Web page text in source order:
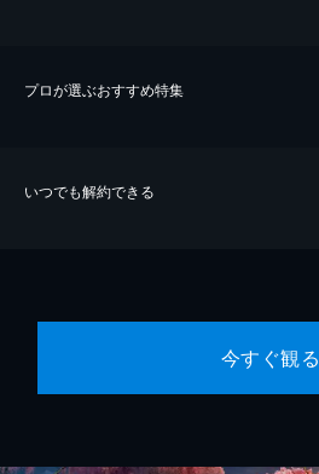
プロが選ぶおすすめ特集
いつでも解約できる
今すぐ観る